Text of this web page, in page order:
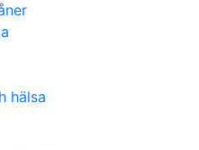
hälsa